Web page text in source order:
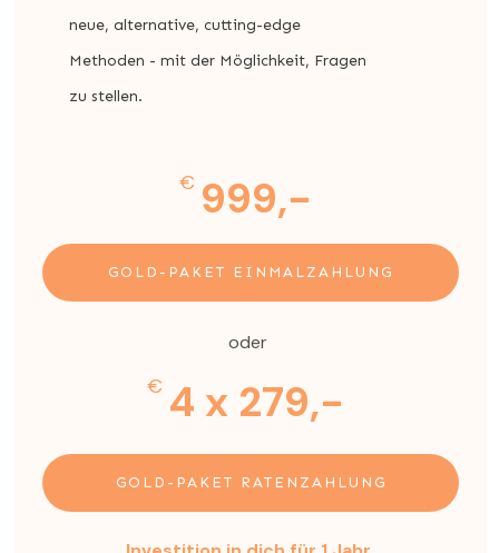
neue, alternative, cutting-edge
Methoden - mit der Möglichkeit, Fragen
zu stellen.
€ 999,-
GOLD-PAKET EINMALZAHLUNG
oder
€ 4 x 279,-
GOLD-PAKET RATENZAHLUNG